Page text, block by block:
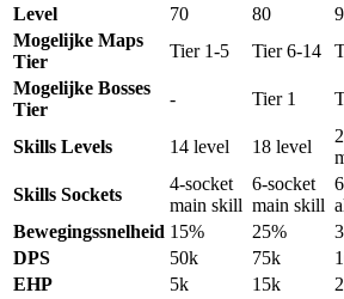
Level
70 80
Mogelijke Maps
Tier
Tier 1-5 Tier 6-14
Mogelijke Bosses
Tier
- Tier 1
Skills Levels 14 level 18 level
Skills Sockets
4-socket
main skill
6-socket
main skill
Bewegingssnelheid 15% 25%
DPS
50k 75k
EHP
5k 15k